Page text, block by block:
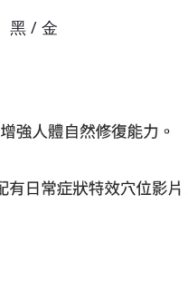
黑 / 金